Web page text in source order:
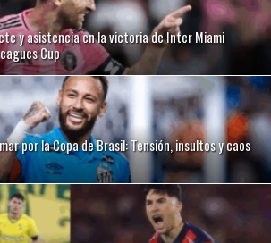
y asistencia en la victoria de Inter Miami
Cup
por la Copa de Brasil: Tensión, insultos y caos